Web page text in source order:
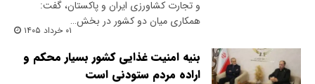
و تجارت کشاورزی ایران و پاکستان، گفت:
همکاری‌ میان دو کشور در بخش…
۰۱ خرداد ۱۴۰۵
بنیه امنیت غذایی کشور بسیار محکم و
اراده مردم ستودنی است